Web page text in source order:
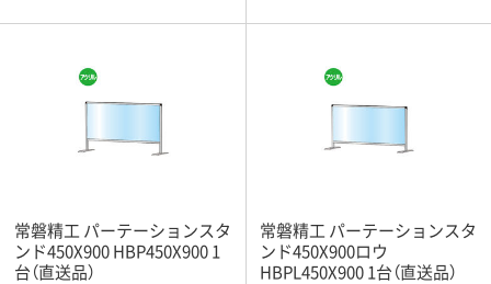
常磐精工 パーテーションスタ
ンド450X900 HBP450X900 1
台（直送品）
常磐精工 パーテーションスタ
ンド450X900ロウ
HBPL450X900 1台（直送品）